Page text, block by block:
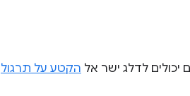
לדלג ישר אל הקטע על תרגול